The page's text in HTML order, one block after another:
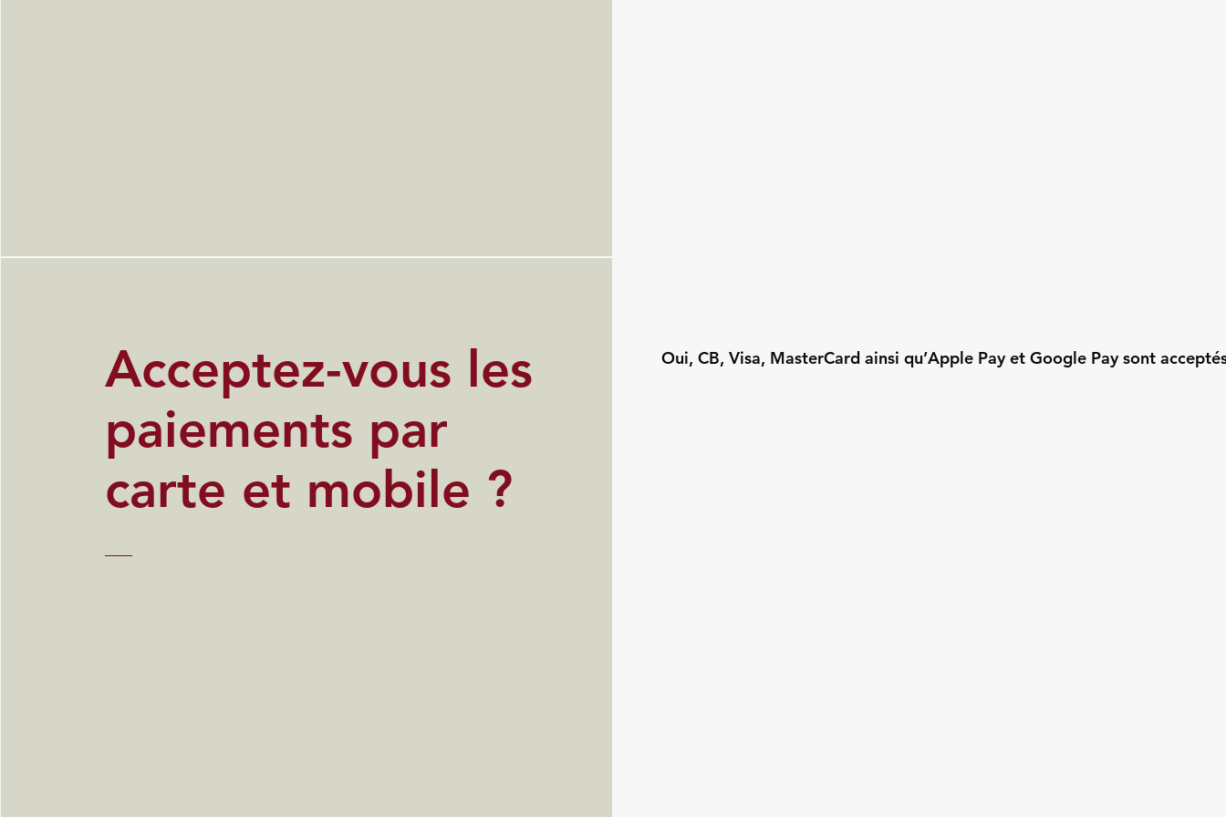
Acceptez-vous les
paiements par
carte et mobile ?
Oui, CB, Visa, MasterCard ainsi qu’Apple Pay et Google Pay sont